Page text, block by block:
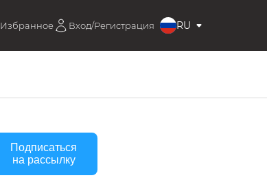
Избранное Вход/Регистрация RU
Подписаться
на рассылку